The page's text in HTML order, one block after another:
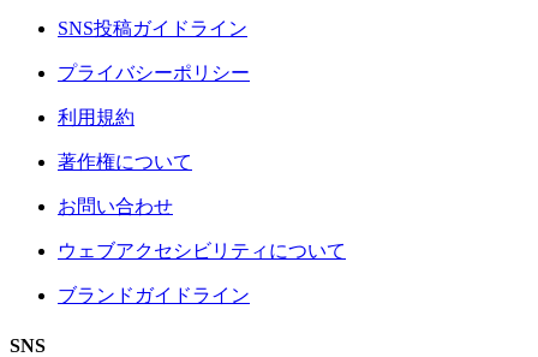
SNS投稿ガイドライン
プライバシーポリシー
利用規約
著作権について
お問い合わせ
ウェブアクセシビリティについて
ブランドガイドライン
SNS